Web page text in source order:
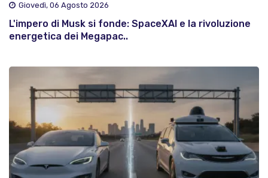
Giovedì, 06 Agosto 2026
L'impero di Musk si fonde: SpaceXAI e la rivoluzione
energetica dei Megapac..